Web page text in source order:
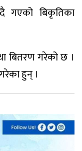
गएको बिकृतिका
बितरण गरेको छ ।
हुन् ।